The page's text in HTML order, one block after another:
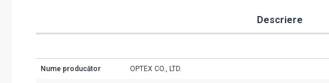
Descriere
Nume producător OPTEX CO., LTD.